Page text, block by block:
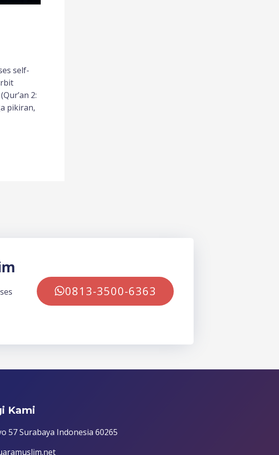
self-
2:
pikiran,
0813-3500-6363
Kami
57 Surabaya Indonesia 60265